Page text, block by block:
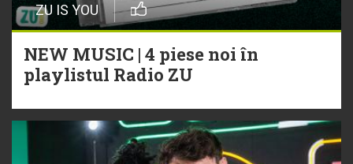
ZU IS YOU
NEW MUSIC | 4 piese noi în
playlistul Radio ZU